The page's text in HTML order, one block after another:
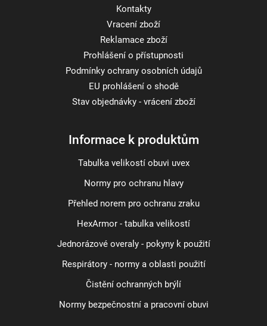
Kontakty
Vracení zboží
Reklamace zboží
Prohlášení o přístupnosti
Podmínky ochrany osobních údajů
EU prohlášení o shodě
Stav objednávky - vrácení zboží
Informace k produktům
Tabulka velikostí obuvi uvex
Normy pro ochranu hlavy
Přehled norem pro ochranu zraku
HexArmor - tabulka velikostí
Jednorázové overaly - pokyny k použití
Respirátory - normy a oblasti použití
Čistění ochranných brýlí
Normy bezpečnostní a pracovní obuvi